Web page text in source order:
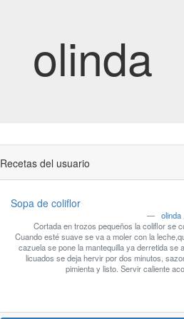
olinda
Recetas del usuario
Sopa de coliflor
olinda
Cortada en trozos pequeños la coliflor se
Cuando esté suave se va a moler con la
cazuela se pone la mantequilla ya derretida se
licuados se deja hervir por dos minutos,
pimienta y listo. Servir caliente